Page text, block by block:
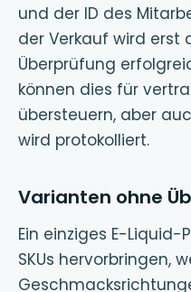
und der ID des
der Verkauf wird erst
Überprüfung
können dies für
übersteuern, aber
wird protokolliert.
Varianten ohne
Ein einziges E-
SKUs hervorbringen,